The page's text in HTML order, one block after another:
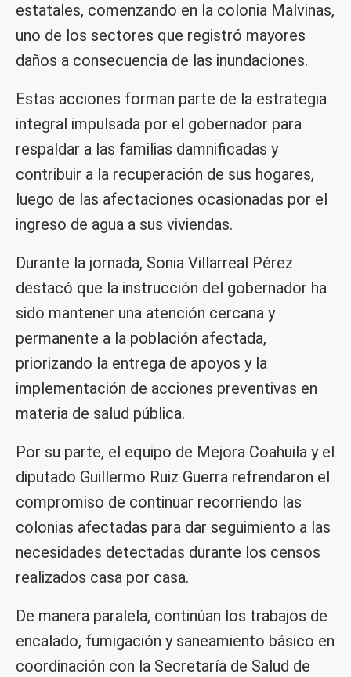
estatales, comenzando en la colonia Malvinas,
uno de los sectores que registró mayores
daños a consecuencia de las inundaciones.
Estas acciones forman parte de la estrategia
integral impulsada por el gobernador para
respaldar a las familias damnificadas y
contribuir a la recuperación de sus hogares,
luego de las afectaciones ocasionadas por el
ingreso de agua a sus viviendas.
Durante la jornada, Sonia Villarreal Pérez
destacó que la instrucción del gobernador ha
sido mantener una atención cercana y
permanente a la población afectada,
priorizando la entrega de apoyos y la
implementación de acciones preventivas en
materia de salud pública.
Por su parte, el equipo de Mejora Coahuila y el
diputado Guillermo Ruiz Guerra refrendaron el
compromiso de continuar recorriendo las
colonias afectadas para dar seguimiento a las
necesidades detectadas durante los censos
realizados casa por casa.
De manera paralela, continúan los trabajos de
encalado, fumigación y saneamiento básico en
coordinación con la Secretaría de Salud de